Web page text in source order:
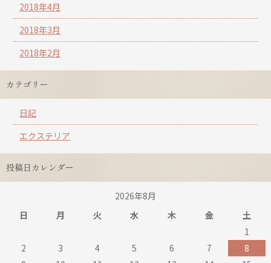
2018年4月
2018年3月
2018年2月
カテゴリー
日記
エクステリア
投稿日カレンダー
2026年8月
日
月 火 水 木 金
土
1
2
3 4 5 6 7
8